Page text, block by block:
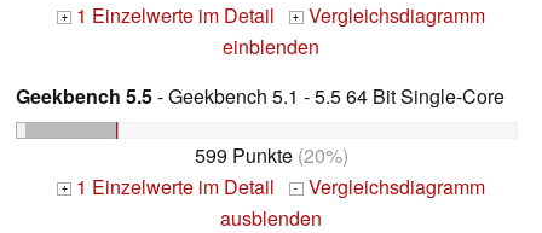
+ 1 Einzelwerte im Detail + Vergleichsdiagramm
einblenden
Geekbench 5.5- Geekbench 5.1 - 5.5 64 Bit Single-Core
599 Punkte(20%)
+ 1 Einzelwerte im Detail - Vergleichsdiagramm
ausblenden